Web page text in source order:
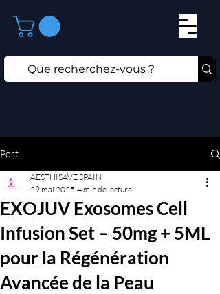
Post
EXOJUV Exosomes Cell
Infusion Set – 50mg + 5ML
pour la Régénération
Avancée de la Peau
AESTHISAVE SPAIN
29 mai 2025 4 min de lecture